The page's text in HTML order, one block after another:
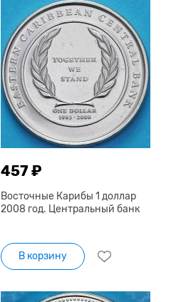
457 ₽
Восточные Карибы 1 доллар
2008 год. Центральный банк
В корзину